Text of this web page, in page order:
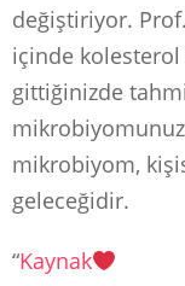
değiştiriyor.
içinde
gittiğinizde
mikrobiyom,
geleceğidir.
“Kaynak